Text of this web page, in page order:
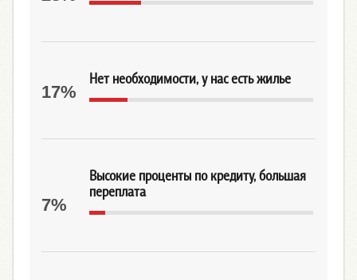
Нет необходимости, у нас есть жилье
17%
Высокие проценты по кредиту, большая
переплата
7%